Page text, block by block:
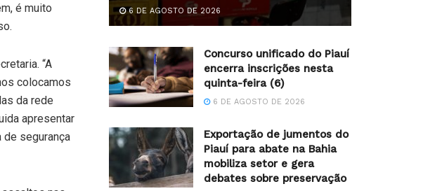
é muito
“A
colocamos
da rede
apresentar
segurança
6 DE AGOSTO DE 2026
Concurso unificado do Piauí
encerra inscrições nesta
quinta-feira (6)
6 DE AGOSTO DE 2026
Exportação de jumentos do
Piauí para abate na Bahia
mobiliza setor e gera
debates sobre preservação